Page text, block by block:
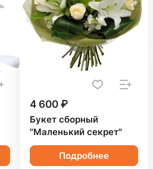
4 600 ₽
Букет сборный
"Маленький секрет"
Подробнее